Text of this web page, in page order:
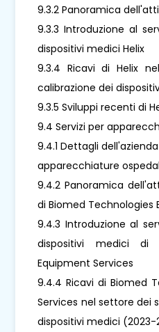
9.3.2 Panoramica
9.3.3 Introduzione al
dispositivi medici Helix
9.3.4 Ricavi di Helix
calibrazione dei
9.3.5 Sviluppi recenti di
9.4 Servizi per
9.4.1 Dettagli
apparecchiature
9.4.2 Panoramica
di Biomed Technologies
9.4.3 Introduzione al
dispositivi medici di
Equipment Services
9.4.4 Ricavi di Biomed
Services nel settore dei
dispositivi medici (2023-